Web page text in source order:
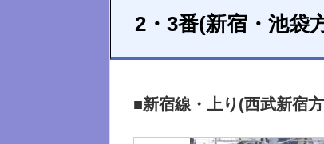
2・3番(新宿・池袋
■新宿線・上り(西武新宿